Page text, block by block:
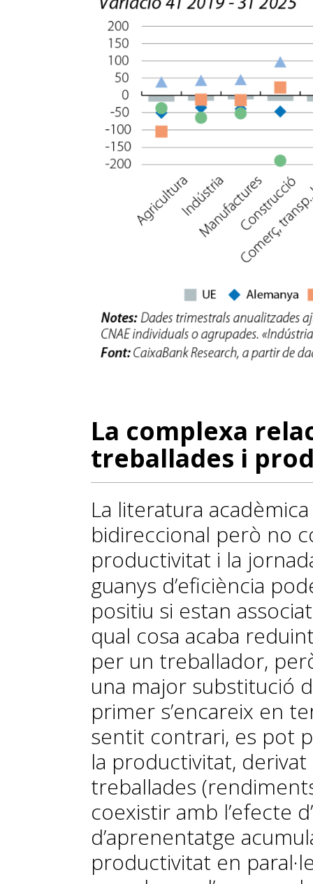
La complexa
treballades i
La literatura
bidireccional però no
productivitat i la
guanys d’eficiència
positiu si estan
qual cosa acaba
per un treballador,
una major substitució
primer s’encareix en
sentit contrari, es pot
la productivitat, derivat
treballades
coexistir amb l’efecte
d’aprenentatge
productivitat en